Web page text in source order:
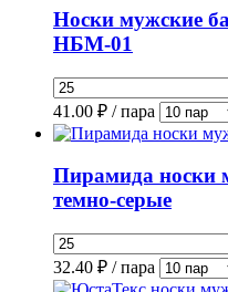
Носки мужские
НБМ-01
41.00 ₽ / пара
Пирамида носки
темно-серые
32.40 ₽ / пара